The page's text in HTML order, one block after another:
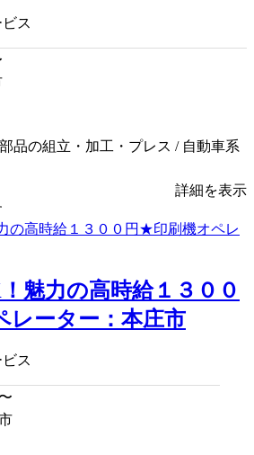
ス
品の組立・加工・プレス / 自動車系
詳細を表示
魅力の高時給１３００
レーター：本庄市
ス